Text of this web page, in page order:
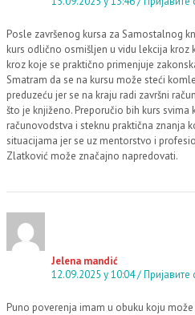
Posle završenog kursa za Samostalnog
kurs odlično osmišljen u vidu lekcija kroz
kroz koje se praktično primenjuje
Smatram da se na kursu može steći
preduzeću jer se na kraju radi završni
što je knjiženo. Preporučio bih kurs
računovodstva i steknu praktična znanja
situacijama jer se uz mentorstvo i
Zlatković može značajno napredovati.
Jelena mandić
12.09.2025 у 10:04
Puno poverenja imam u obuku koju može